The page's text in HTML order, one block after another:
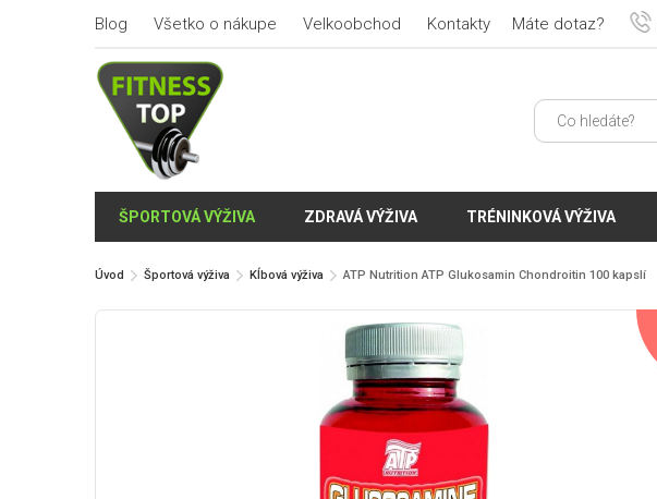
Blog Všetko o nákupe Velkoobchod Kontakty Máte dotaz?
ŠPORTOVÁ VÝŽIVA ZDRAVÁ VÝŽIVA TRÉNINKOVÁ VÝŽIVA
Úvod Športová výživa Kĺbová výživa ATP Nutrition ATP Glukosamin Chondroitin 100 kapslí